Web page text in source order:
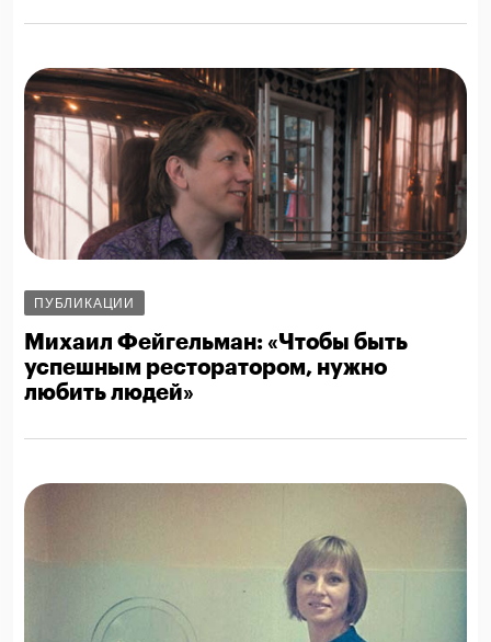
ПУБЛИКАЦИИ
Михаил Фейгельман: «Чтобы быть
успешным ресторатором, нужно
любить людей»